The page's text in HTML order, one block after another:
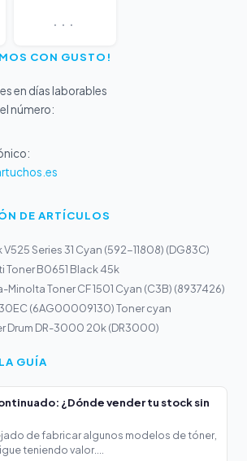
...
CON GUSTO!
en días laborables
número:
DE ARTÍCULOS
V525 Series 31 Cyan (592-11808) (DG83C)
Toner B0651 Black 45k
Minolta Toner CF 1501 Cyan (C3B) (8937426)
(6AG00009130) Toner cyan
Drum DR-3000 20k (DR3000)
GUÍA
¿Dónde vender tu stock sin
de fabricar algunos modelos de tóner,
teniendo valor....